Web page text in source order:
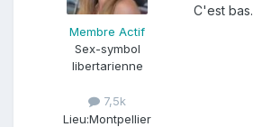
Membre Actif
Sex-symbol
libertarienne
7,5k
Lieu:Montpellier
C'est bas.